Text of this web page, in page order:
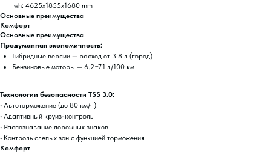
lwh: 4625x1855x1680 mm
Основные преимущества
Комфорт
Основные преимущества
Продуманная экономичность:
Гибридные версии — расход от 3.8 л (город)
Бензиновые моторы — 6.2−7.1 л/100 км
Технологии безопасности TSS 3.0:
• Автоторможение (до 80 км/ч)
• Адаптивный круиз-контроль
• Распознавание дорожных знаков
• Контроль слепых зон с функцией торможения
Комфорт